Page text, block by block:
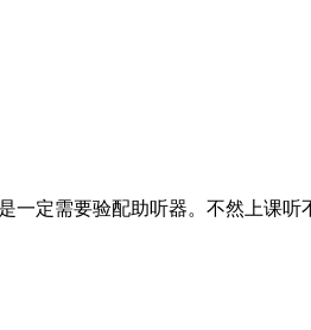
一定需要验配助听器。不然上课听